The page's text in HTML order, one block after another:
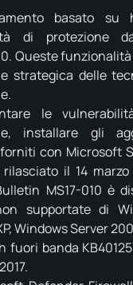
basato su
di protezione
Queste
strategica delle
le
installare gli
con Microsoft
rilasciato il 14
MS17-010 è
supportate di
Windows Server
fuori banda